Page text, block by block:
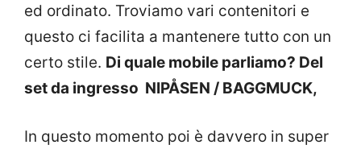
ed ordinato. Troviamo vari contenitori e
questo ci facilita a mantenere tutto con un
certo stile. Di quale mobile parliamo? Del
set da ingresso NIPÅSEN / BAGGMUCK,
In questo momento poi è davvero in super